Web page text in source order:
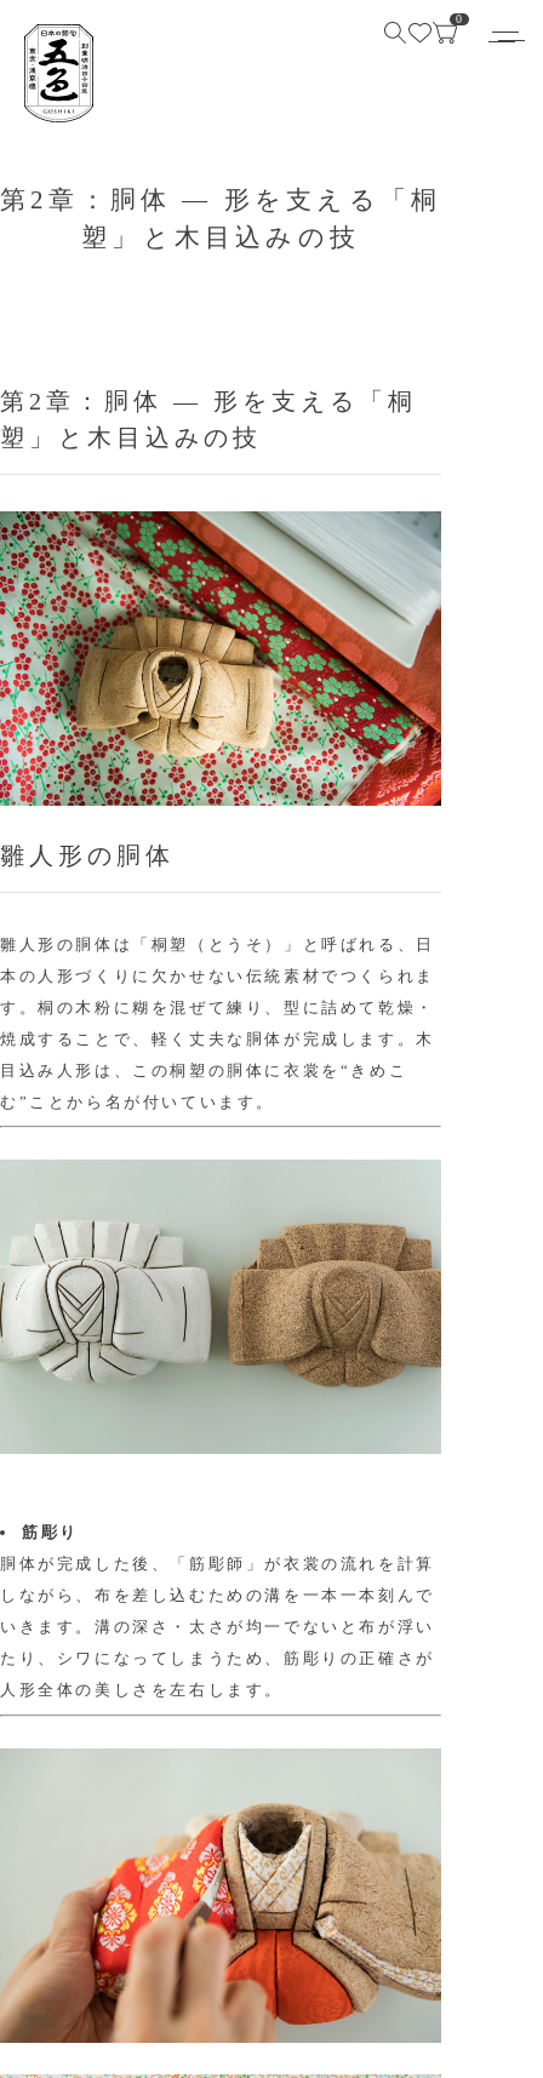
0
第2章：胴体 ― 形を支える「桐
塑」と木目込みの技
第2章：胴体 ― 形を支える「桐
塑」と木目込みの技
雛人形の胴体
雛人形の胴体は「桐塑（とうそ）」と呼ばれる、日
本の人形づくりに欠かせない伝統素材でつくられま
す。桐の木粉に糊を混ぜて練り、型に詰めて乾燥・
焼成することで、軽く丈夫な胴体が完成します。木
目込み人形は、この桐塑の胴体に衣裳を“きめこ
む”ことから名が付いています。
筋彫り
胴体が完成した後、「筋彫師」が衣裳の流れを計算
しながら、布を差し込むための溝を一本一本刻んで
いきます。溝の深さ・太さが均一でないと布が浮い
たり、シワになってしまうため、筋彫りの正確さが
人形全体の美しさを左右します。